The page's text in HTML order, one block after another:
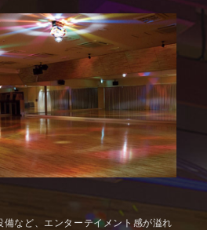
など、エンターテイメント感が溢れ